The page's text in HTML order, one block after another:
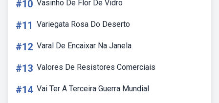
#10 Vasinho De Flor De Vidro
#11 Variegata Rosa Do Deserto
#12 Varal De Encaixar Na Janela
#13 Valores De Resistores Comerciais
#14 Vai Ter A Terceira Guerra Mundial